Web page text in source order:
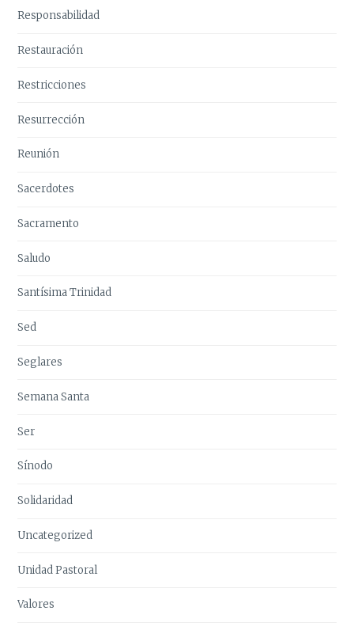
Responsabilidad
Restauración
Restricciones
Resurrección
Reunión
Sacerdotes
Sacramento
Saludo
Santísima Trinidad
Sed
Seglares
Semana Santa
Ser
Sínodo
Solidaridad
Uncategorized
Unidad Pastoral
Valores